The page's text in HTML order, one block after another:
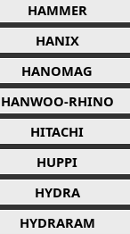
HAMMER
HANIX
HANOMAG
HANWOO-RHINO
HITACHI
HUPPI
HYDRA
HYDRARAM